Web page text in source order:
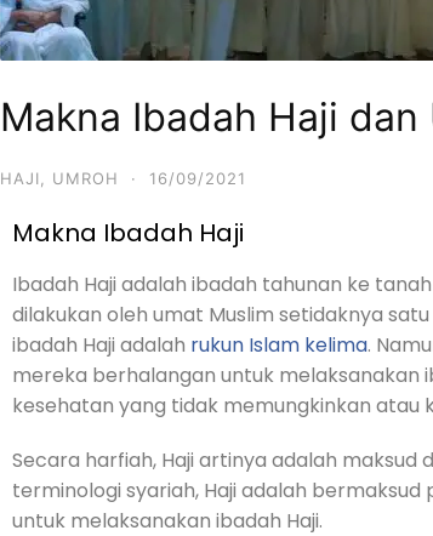
Makna Ibadah Haji dan
HAJI UMROH · 16/09/2021
Makna Ibadah Haji
Ibadah Haji adalah ibadah tahunan ke
dilakukan oleh umat Muslim setidaknya
ibadah Haji adalah rukun Islam kelima.
mereka berhalangan untuk melaksanakan
kesehatan yang tidak memungkinkan atau
Secara harfiah, Haji artinya adalah maksud
terminologi syariah, Haji adalah bermaksud
untuk melaksanakan ibadah Haji.